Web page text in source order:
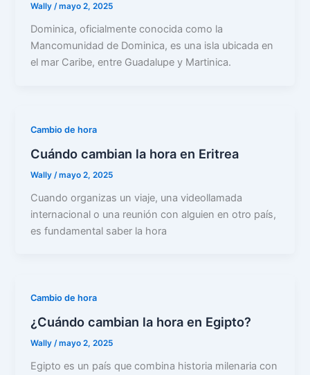
Wally/mayo 2, 2025
Dominica, oficialmente conocida como la
Mancomunidad de Dominica, es una isla ubicada en
el mar Caribe, entre Guadalupe y Martinica.
Cambio de hora
Cuándo cambian la hora en Eritrea
Wally /mayo 2, 2025
Cuando organizas un viaje, una videollamada
internacional o una reunión con alguien en otro país,
es fundamental saber la hora
Cambio de hora
¿Cuándo cambian la hora en Egipto?
Wally/mayo 2, 2025
Egipto es un país que combina historia milenaria con